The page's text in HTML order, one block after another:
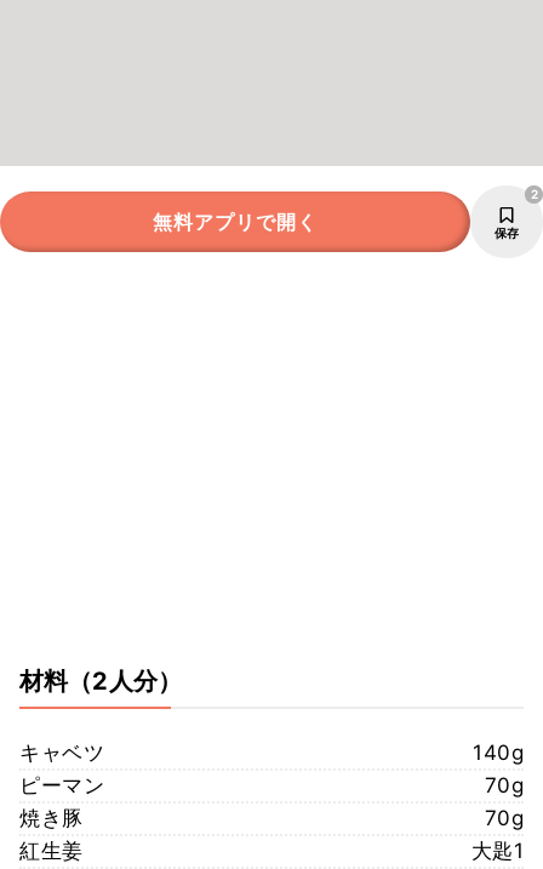
無料アプリで開く 保存
2
材料（2人分）
キャベツ
140g
ピーマン
70g
焼き豚
70g
紅生姜
大匙1